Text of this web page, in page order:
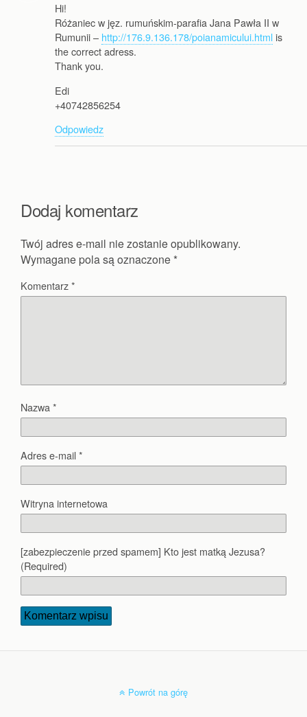
Hi!
Różaniec w jęz. rumuńskim-parafia Jana Pawła II w
Rumunii – http://176.9.136.178/poianamicului.htmlis
the correct adress.
Thank you.
Edi
+40742856254
Odpowiedz
Dodaj komentarz
Twój adres e-mail nie zostanie opublikowany.
Wymagane pola są oznaczone *
Komentarz*
Nazwa *
Adres e-mail*
Witryna internetowa
[zabezpieczenie przed spamem] Kto jest matką Jezusa?
(Required)
Powrót na górę